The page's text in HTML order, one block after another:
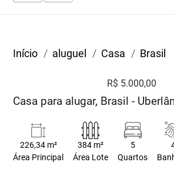
Início aluguel Casa Brasil
R$ 5.000,00
Casa para alugar, Brasil -
226,34 m²
Área Principal
384 m²
Área Lote
5
Quartos